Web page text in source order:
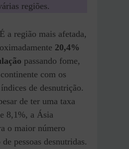
regiões.
a região mais afetada,
20,4%
passando fome,
com os
de desnutrição.
de ter uma taxa
8,1%, a Ásia
o maior número
pessoas desnutridas.